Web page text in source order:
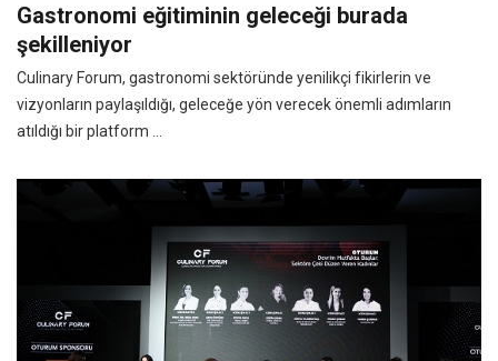
Gastronomi eğitiminin geleceği burada
şekilleniyor
Culinary Forum, gastronomi sektöründe yenilikçi fikirlerin ve
vizyonların paylaşıldığı, geleceğe yön verecek önemli adımların
atıldığı bir platform ...